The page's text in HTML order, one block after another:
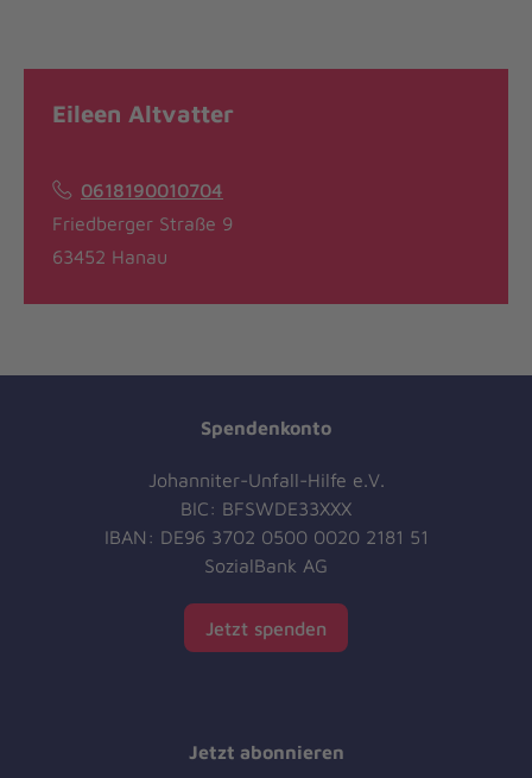
Eileen Altvatter
0618190010704
Friedberger Straße 9
63452 Hanau
Spendenkonto
Johanniter-Unfall-Hilfe e.V.
BIC: BFSWDE33XXX
IBAN: DE96 3702 0500 0020 2181 51
SozialBank AG
Jetzt spenden
Jetzt abonnieren